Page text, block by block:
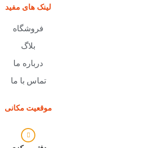
لینک های مفید
فروشگاه
بلاگ
درباره ما
تماس با ما
موقعیت مکانی